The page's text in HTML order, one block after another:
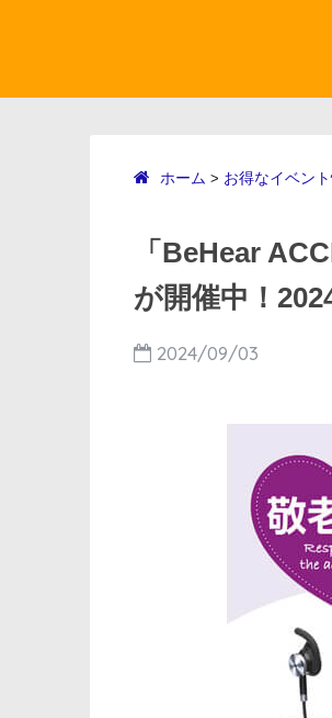
ホーム > お得なイベン
「BeHear
が開催中！
2024/09/03